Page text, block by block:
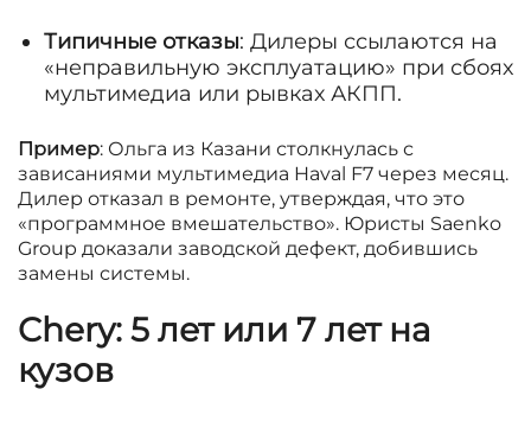
Типичные отказы: Дилеры ссылаются на
«неправильную эксплуатацию» при сбоях
мультимедиа или рывках АКПП.
Пример: Ольга из Казани столкнулась с
зависаниями мультимедиа Haval F7 через месяц.
Дилер отказал в ремонте, утверждая, что это
«программное вмешательство». Юристы Saenko
Group доказали заводской дефект, добившись
замены системы.
Chery: 5 лет или 7 лет на
кузов